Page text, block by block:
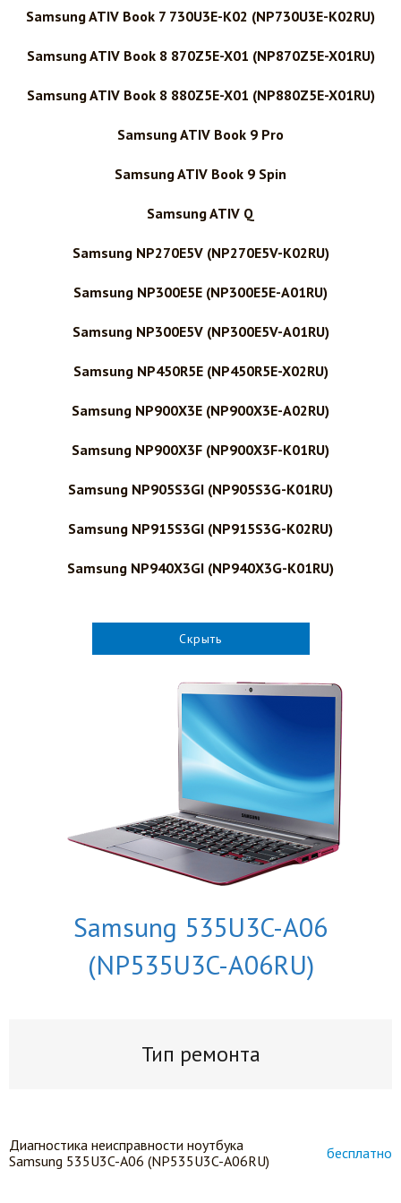
Samsung ATIV Book 7 730U3E-K02 (NP730U3E-K02RU)
Samsung ATIV Book 8 870Z5E-X01 (NP870Z5E-X01RU)
Samsung ATIV Book 8 880Z5E-X01 (NP880Z5E-X01RU)
Samsung ATIV Book 9 Pro
Samsung ATIV Book 9 Spin
Samsung ATIV Q
Samsung NP270E5V (NP270E5V-K02RU)
Samsung NP300E5E (NP300E5E-A01RU)
Samsung NP300E5V (NP300E5V-A01RU)
Samsung NP450R5E (NP450R5E-X02RU)
Samsung NP900X3E (NP900X3E-A02RU)
Samsung NP900X3F (NP900X3F-K01RU)
Samsung NP905S3GI (NP905S3G-K01RU)
Samsung NP915S3GI (NP915S3G-K02RU)
Samsung NP940X3GI (NP940X3G-K01RU)
Скрыть
Samsung 535U3C-A06
(NP535U3C-A06RU)
Тип ремонта
Диагностика неисправности ноутбука
Samsung 535U3C-A06 (NP535U3C-A06RU)
бесплатно